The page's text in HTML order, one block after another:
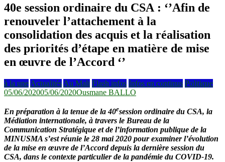
40e session ordinaire du CSA : ‘’Afin de
renouveler l’attachement à la
consolidation des acquis et la réalisation
des priorités d’étape en matière de mise
en œuvre de l’Accord ‘’
à la une Actualités Au Mali Flash infos Infos en continus Politique
05/06/202005/06/2020Ousmane BALLO
En préparation à la tenue de la 40esession ordinaire du CSA, la
Médiation internationale, à travers le Bureau de la
Communication Stratégique et de l’information publique de la
MINUSMA s’est réunie le 28 mai 2020 pour examiner l’évolution
de la mise en œuvre de l’Accord depuis la dernière session du
CSA, dans le contexte particulier de la pandémie du COVID-19.